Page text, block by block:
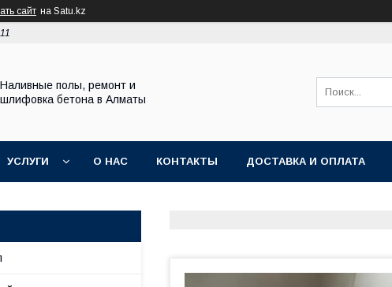
сайт на Satu.kz
Наливные полы, ремонт и
шлифовка бетона в Алматы
УСЛУГИ О НАС КОНТАКТЫ ДОСТАВКА И ОПЛАТА